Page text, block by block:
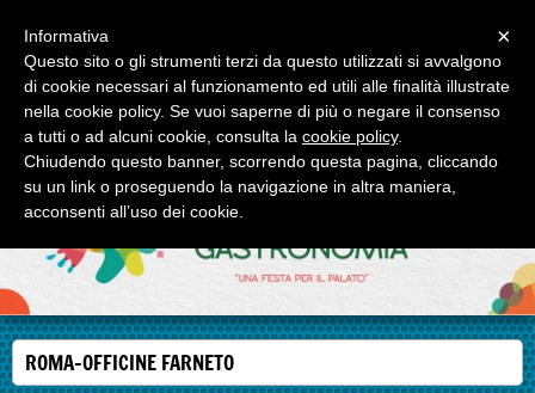
IL FESTIVAL DELLA GASTRONOMIA
Roma e Milano due appuntamenti enogastronomici di alto profilo.
ROMA-OFFICINE FARNETO
×
Informativa
Questo sito o gli strumenti terzi da questo utilizzati si avvalgono
di cookie necessari al funzionamento ed utili alle finalità illustrate
nella cookie policy. Se vuoi saperne di più o negare il consenso
a tutti o ad alcuni cookie, consulta la cookie policy.
Chiudendo questo banner, scorrendo questa pagina, cliccando
su un link o proseguendo la navigazione in altra maniera,
acconsenti all’uso dei cookie.